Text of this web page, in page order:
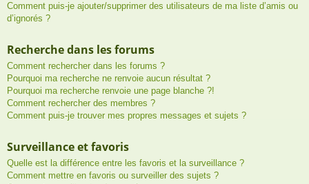
Comment puis-je ajouter/supprimer des utilisateurs de ma liste d’amis ou
d’ignorés ?
Recherche dans les forums
Comment rechercher dans les forums ?
Pourquoi ma recherche ne renvoie aucun résultat ?
Pourquoi ma recherche renvoie une page blanche ?!
Comment rechercher des membres ?
Comment puis-je trouver mes propres messages et sujets ?
Surveillance et favoris
Quelle est la différence entre les favoris et la surveillance ?
Comment mettre en favoris ou surveiller des sujets ?